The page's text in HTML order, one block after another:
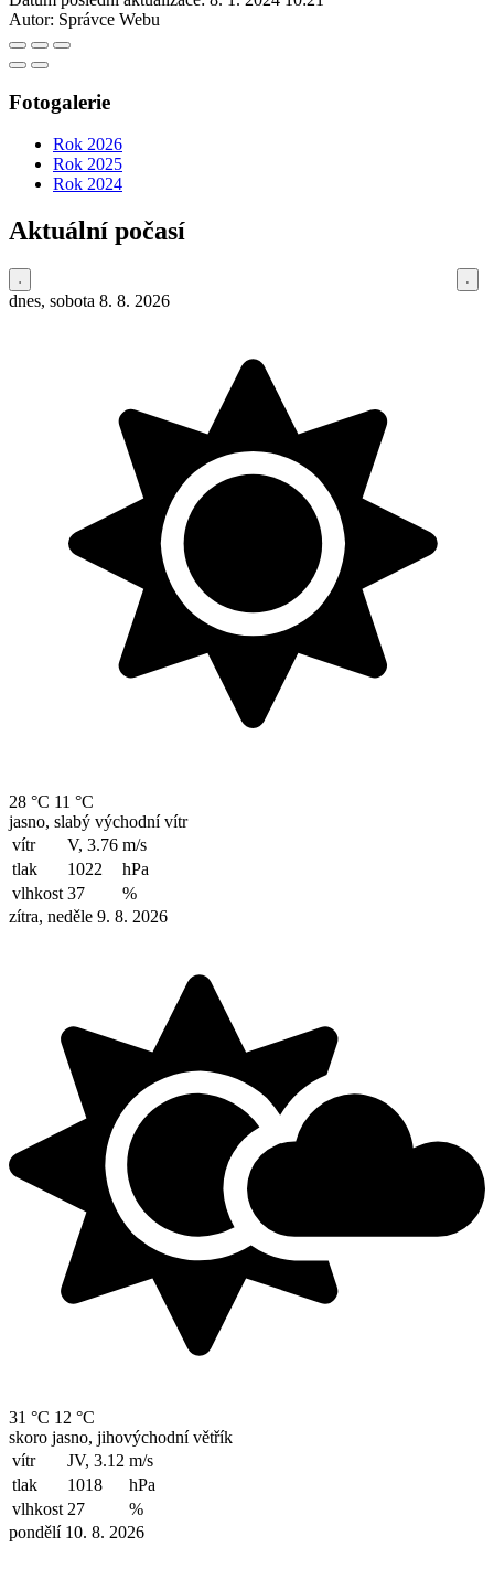
Autor: Správce Webu
Fotogalerie
Rok 2026
Rok 2025
Rok 2024
Aktuální počasí
dnes, sobota 8. 8. 2026
28 °C 11 °C
jasno, slabý východní vítr
vítr
V, 3.76 m/s
tlak
1022
hPa
vlhkost 37
%
zítra, neděle 9. 8. 2026
31 °C 12 °C
skoro jasno, jihovýchodní větřík
vítr
JV, 3.12 m/s
tlak
1018
hPa
vlhkost 27
%
pondělí 10. 8. 2026